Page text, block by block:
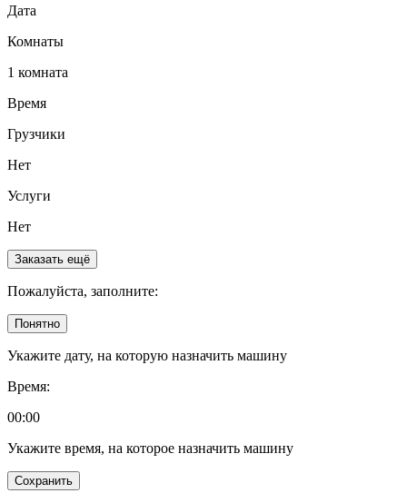
Дата
Комнаты
1 комната
Время
Грузчики
Нет
Услуги
Нет
Заказать ещё
Пожалуйста, заполните:
Понятно
Укажите дату, на которую назначить машину
Время:
00:00
Укажите время, на которое назначить машину
Сохранить